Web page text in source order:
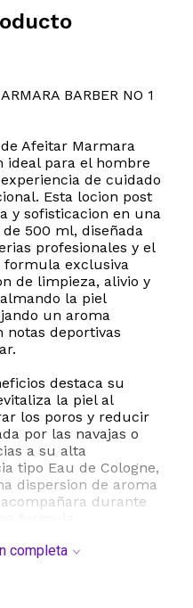
BARBER NO 1
Afeitar Marmara
ideal para el hombre
de cuidado
Esta locion post
y sofisticacion en una
500 ml, diseñada
profesionales y el
formula exclusiva
de limpieza, alivio y
la piel
un aroma
notas deportivas
destaca su
la piel al
los poros y reducir
por las navajas o
a su alta
tipo Eau de Cologne,
dispersion de aroma
durante
tipo de pieles adultas.
completa